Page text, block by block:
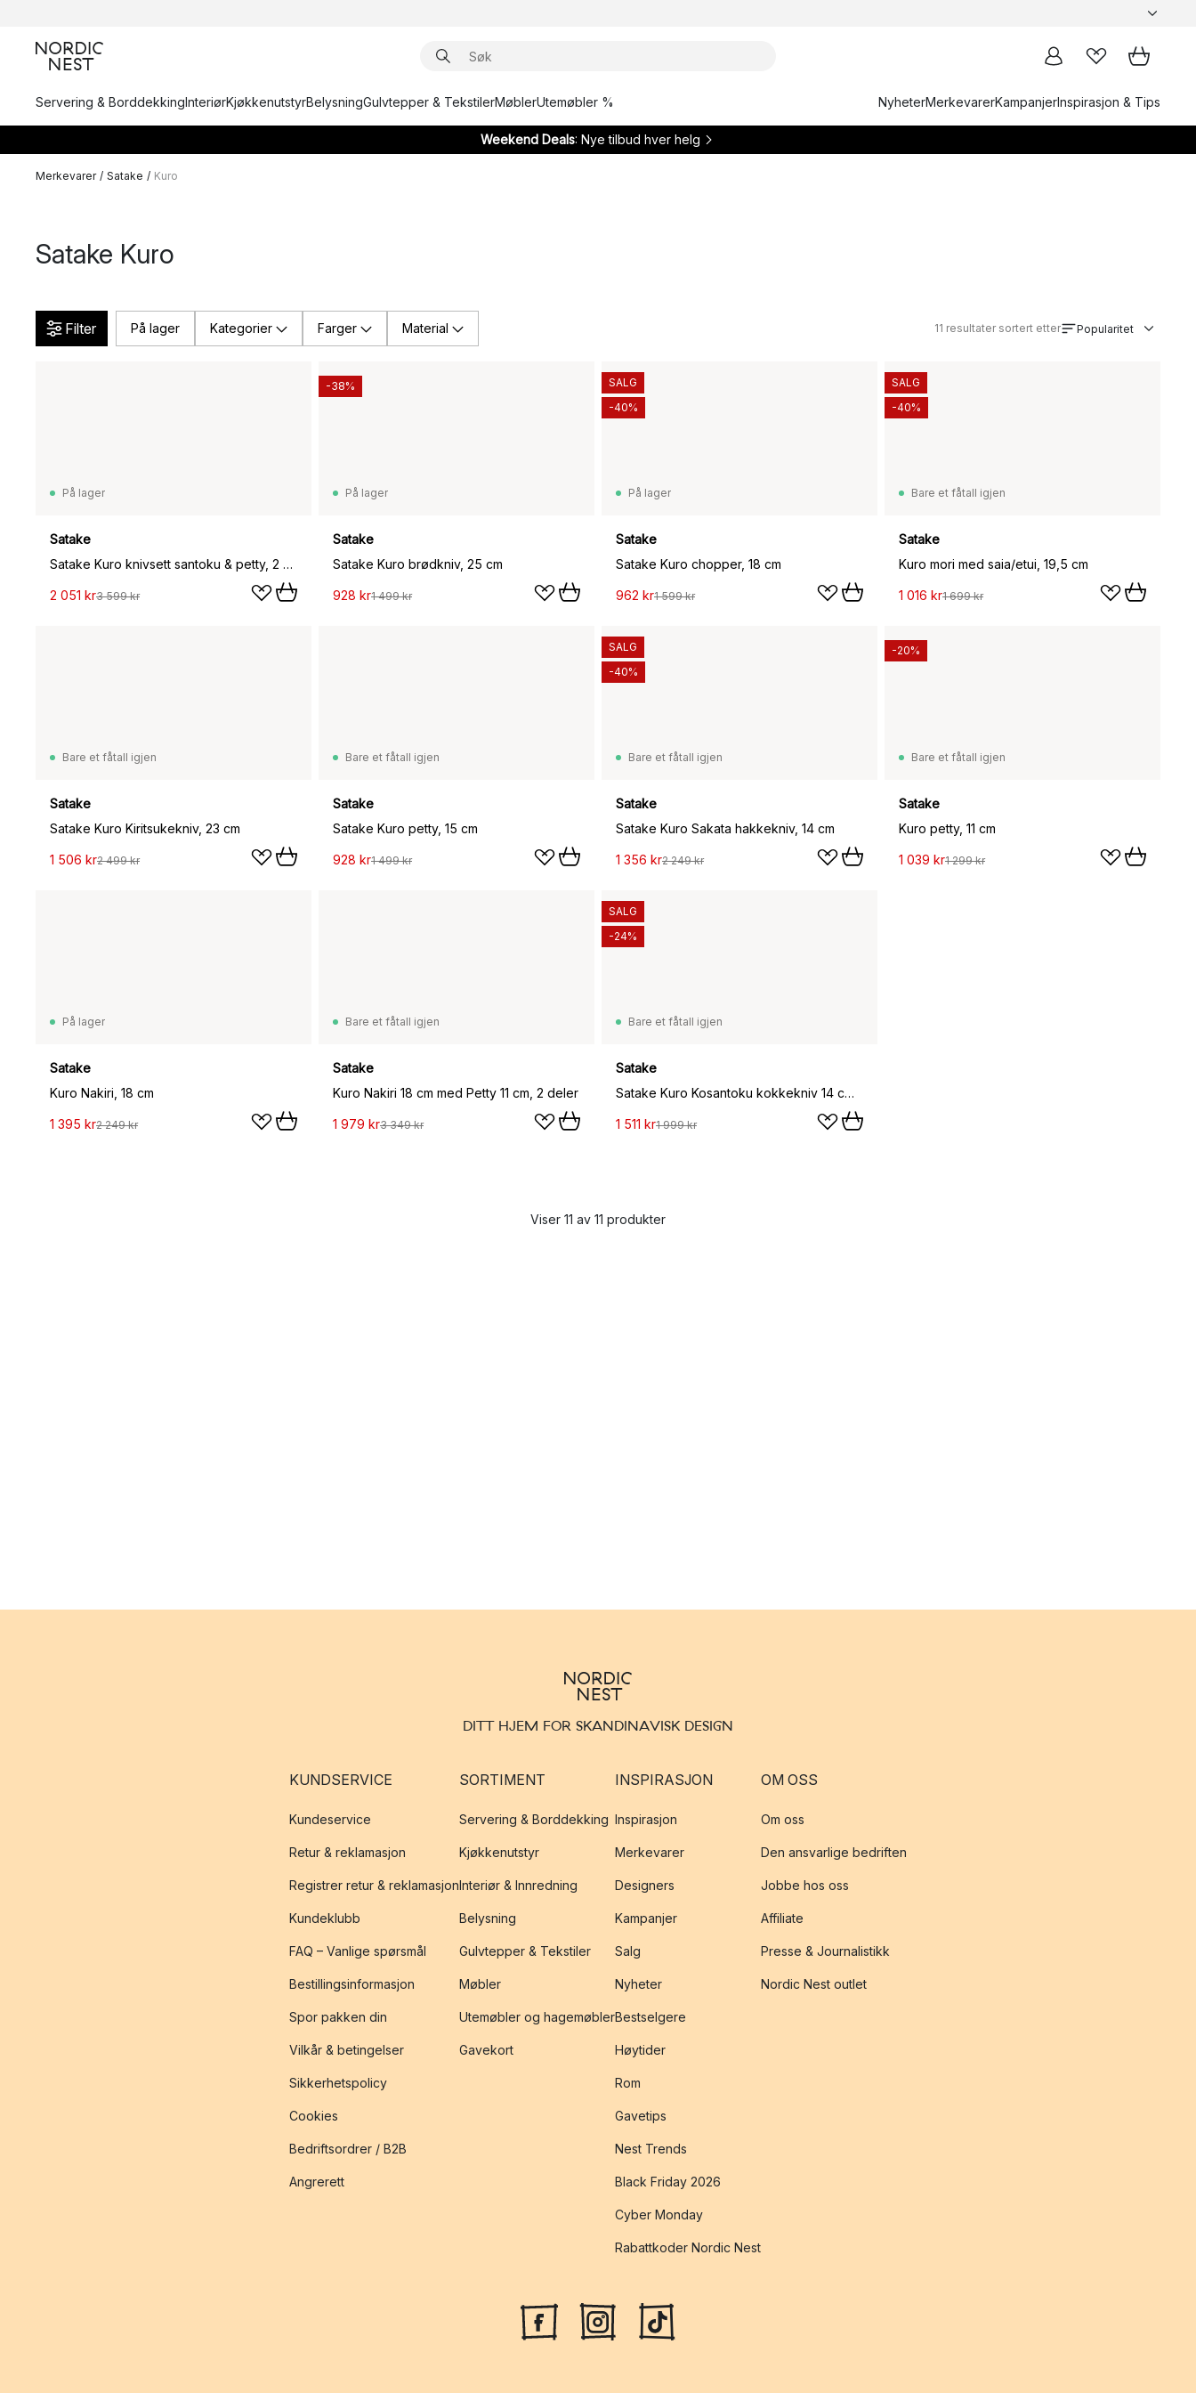
Servering & BorddekkingInteriørKjøkkenutstyrBelysningGulvtepper & TekstilerMøblerUtemøbler % NyheterMerkevarerKampanjerInspirasjon & Tips
Weekend Deals: Nye tilbud hver helg
Merkevarer / Satake / Kuro
Satake Kuro
Filter På lager Kategorier Farger Material 11 resultater sortert etter Popularitet
På lager
Satake
Satake Kuro knivsett santoku & petty, 2 deler
2 051 kr3 599 kr
På lager
Satake
Satake Kuro brødkniv, 25 cm
928 kr1 499 kr
-38%
På lager
Satake
Satake Kuro chopper, 18 cm
962 kr1 599 kr
SALG
-40%
Bare et fåtall igjen
Satake
Kuro mori med saia/etui, 19,5 cm
1 016 kr1 699 kr
SALG
-40%
Bare et fåtall igjen
Satake
Satake Kuro Kiritsukekniv, 23 cm
1 506 kr2 499 kr
Bare et fåtall igjen
Satake
Satake Kuro petty, 15 cm
928 kr1 499 kr
Bare et fåtall igjen
Satake
Satake Kuro Sakata hakkekniv, 14 cm
1 356 kr2 249 kr
SALG
-40%
Bare et fåtall igjen
Satake
Kuro petty, 11 cm
1 039 kr1 299 kr
-20%
På lager
Satake
Kuro Nakiri, 18 cm
1 395 kr2 249 kr
Bare et fåtall igjen
Satake
Kuro Nakiri 18 cm med Petty 11 cm, 2 deler
1 979 kr3 349 kr
Bare et fåtall igjen
Satake
Satake Kuro Kosantoku kokkekniv 14 cm, Stål
1 511 kr1 999 kr
SALG
-24%
Viser 11 av 11 produkter
DITT HJEM FOR SKANDINAVISK DESIGN
KUNDSERVICE
Kundeservice
Retur & reklamasjon
Registrer retur & reklamasjon
Kundeklubb
FAQ – Vanlige spørsmål
Bestillingsinformasjon
Spor pakken din
Vilkår & betingelser
Sikkerhetspolicy
Cookies
Bedriftsordrer / B2B
Angrerett
SORTIMENT
Servering & Borddekking
Kjøkkenutstyr
Interiør & Innredning
Belysning
Gulvtepper & Tekstiler
Møbler
Utemøbler og hagemøbler
Gavekort
INSPIRASJON
Inspirasjon
Merkevarer
Designers
Kampanjer
Salg
Nyheter
Bestselgere
Høytider
Rom
Gavetips
Nest Trends
Black Friday 2026
Cyber Monday
Rabattkoder Nordic Nest
OM OSS
Om oss
Den ansvarlige bedriften
Jobbe hos oss
Affiliate
Presse & Journalistikk
Nordic Nest outlet